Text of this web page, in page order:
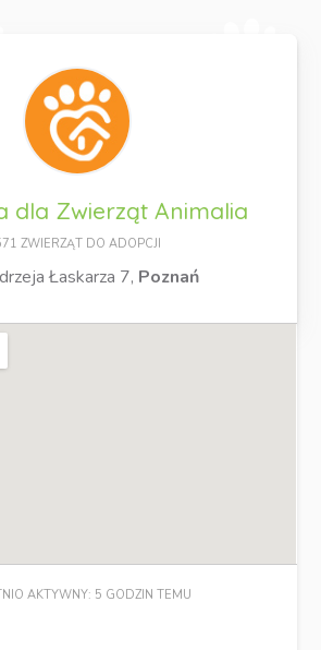
dla Zwierząt Animalia
ZWIERZĄT DO ADOPCJI
Łaskarza 7, Poznań
AKTYWNY: 5 GODZIN TEMU